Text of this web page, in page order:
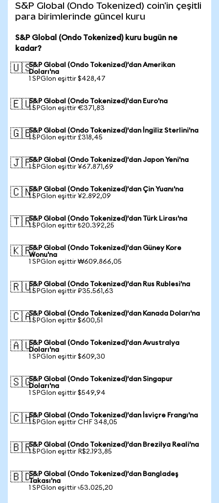
S&P Global (Ondo Tokenized) coin'in çeşitli
para birimlerinde güncel kuru
S&P Global (Ondo Tokenized) kuru bugün ne
kadar?
🇺🇸S&P Global (Ondo Tokenized)'dan Amerikan
Doları'na
1 SPGIon eşittir $428,47
🇪🇺S&P Global (Ondo Tokenized)'dan Euro'na
1 SPGIon eşittir €371,83
🇬🇧S&P Global (Ondo Tokenized)'dan İngiliz Sterlini'na
1 SPGIon eşittir £318,45
🇯🇵S&P Global (Ondo Tokenized)'dan Japon Yeni'na
1 SPGIon eşittir ¥67.871,69
🇨🇳S&P Global (Ondo Tokenized)'dan Çin Yuanı'na
1 SPGIon eşittir ¥2.892,09
🇹🇷S&P Global (Ondo Tokenized)'dan Türk Lirası'na
1 SPGIon eşittir ₺20.392,25
🇰🇷S&P Global (Ondo Tokenized)'dan Güney Kore
Wonu'na
1 SPGIon eşittir ₩609.866,05
🇷🇺S&P Global (Ondo Tokenized)'dan Rus Rublesi'na
1 SPGIon eşittir ₽35.561,63
🇨🇦S&P Global (Ondo Tokenized)'dan Kanada Doları'na
1 SPGIon eşittir $600,51
🇦🇺S&P Global (Ondo Tokenized)'dan Avustralya
Doları'na
1 SPGIon eşittir $609,30
🇸🇬S&P Global (Ondo Tokenized)'dan Singapur
Doları'na
1 SPGIon eşittir $549,94
🇨🇭S&P Global (Ondo Tokenized)'dan İsviçre Frangı'na
1 SPGIon eşittir CHF 348,05
🇧🇷S&P Global (Ondo Tokenized)'dan Brezilya Reali'na
1 SPGIon eşittir R$2.193,85
🇧🇩S&P Global (Ondo Tokenized)'dan Bangladeş
Takası'na
1 SPGIon eşittir ৳53.025,20